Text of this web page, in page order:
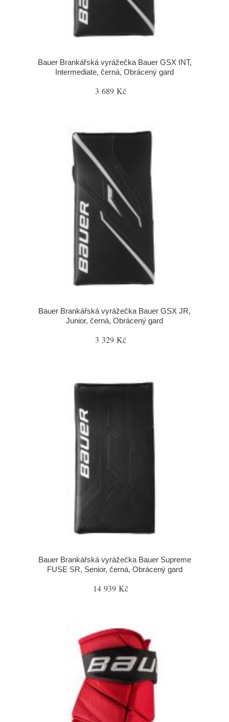
Bauer Brankářská vyrážečka Bauer GSX INT,
Intermediate, černá, Obrácený gard
3 689 Kč
Bauer Brankářská vyrážečka Bauer GSX JR,
Junior, černá, Obrácený gard
3 329 Kč
Bauer Brankářská vyrážečka Bauer Supreme
FUSE SR, Senior, černá, Obrácený gard
14 939 Kč